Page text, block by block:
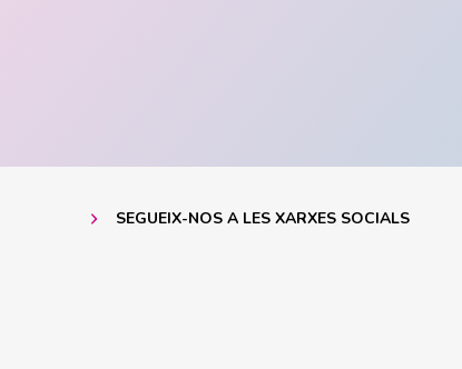
SEGUEIX-NOS A LES XARXES SOCIALS